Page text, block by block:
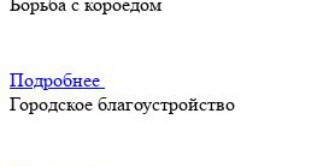
Подробнее
Городское благоустройство